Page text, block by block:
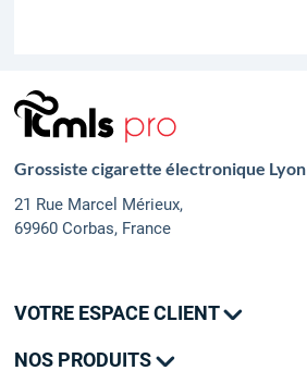
Grossiste cigarette électronique Lyon
21 Rue Marcel Mérieux,
69960 Corbas, France
VOTRE ESPACE CLIENT
Mes adresses
NOS PRODUITS